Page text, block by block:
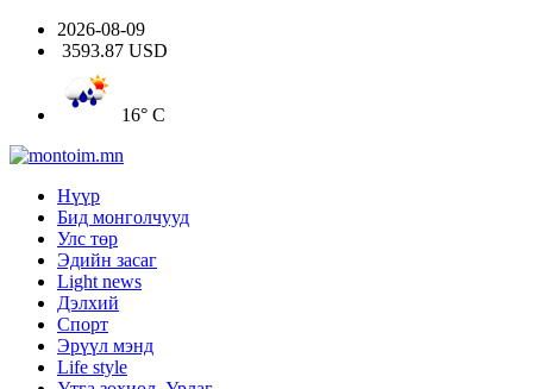
2026-08-09
3593.87 USD
16° C
Нүүр
Бид монголчууд
Улс төр
Эдийн засаг
Light news
Дэлхий
Спорт
Эрүүл мэнд
Life style